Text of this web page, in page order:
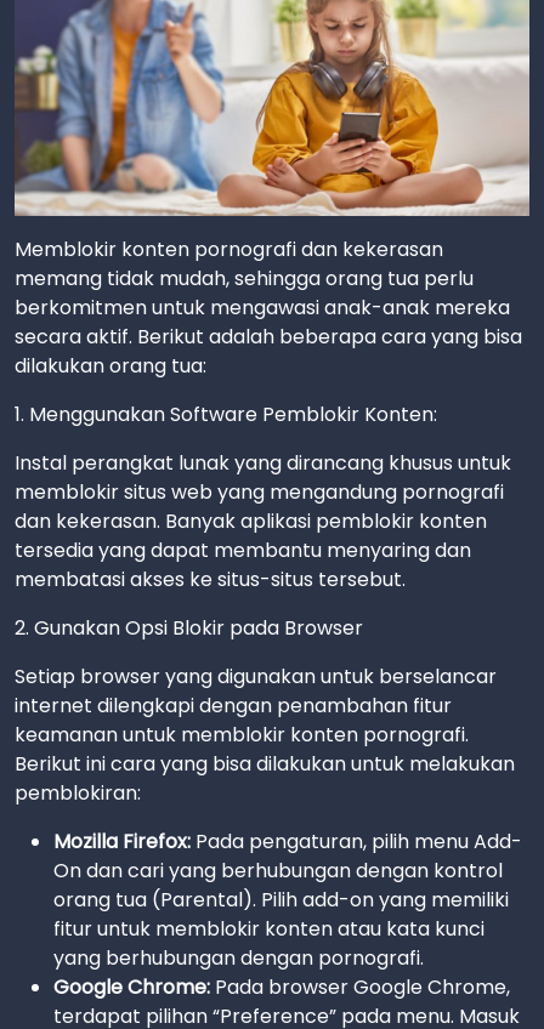
Memblokir konten pornografi dan kekerasan
memang tidak mudah, sehingga orang tua perlu
berkomitmen untuk mengawasi anak-anak mereka
secara aktif. Berikut adalah beberapa cara yang bisa
dilakukan orang tua:
1. Menggunakan Software Pemblokir Konten:
Instal perangkat lunak yang dirancang khusus untuk
memblokir situs web yang mengandung pornografi
dan kekerasan. Banyak aplikasi pemblokir konten
tersedia yang dapat membantu menyaring dan
membatasi akses ke situs-situs tersebut.
2. Gunakan Opsi Blokir pada Browser
Setiap browser yang digunakan untuk berselancar
internet dilengkapi dengan penambahan fitur
keamanan untuk memblokir konten pornografi.
Berikut ini cara yang bisa dilakukan untuk melakukan
pemblokiran:
Mozilla Firefox: Pada pengaturan, pilih menu Add-
On dan cari yang berhubungan dengan kontrol
orang tua (Parental). Pilih add-on yang memiliki
fitur untuk memblokir konten atau kata kunci
yang berhubungan dengan pornografi.
Google Chrome: Pada browser Google Chrome,
terdapat pilihan “Preference” pada menu. Masuk